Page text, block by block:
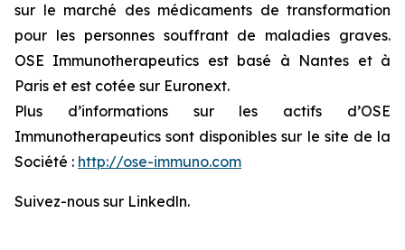
sur le marché des médicaments de transformation
pour les personnes souffrant de maladies graves.
OSE Immunotherapeutics est basé à Nantes et à
Paris et est cotée sur Euronext.
Plus d’informations sur les actifs d’OSE
Immunotherapeutics sont disponibles sur le site de la
Société : http://ose-immuno.com
Suivez-nous sur Linkedln.